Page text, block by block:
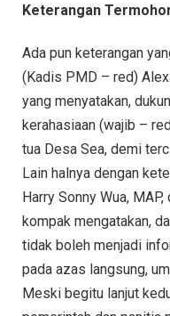
Keterangan
Ada pun keterangan
(Kadis PMD – red)
yang menyatakan,
kerahasiaan (wajib –
tua Desa Sea, demi
Lain halnya dengan
Harry Sonny Wua,
kompak mengatakan,
tidak boleh menjadi
pada azas langsung,
Meski begitu lanjut